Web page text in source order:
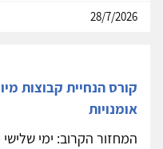
28/7/2026
קורס הנחיית קבוצות
אומנויות